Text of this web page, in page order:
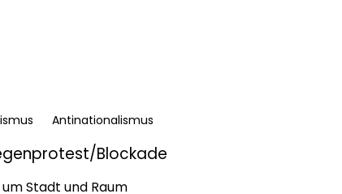
Antinationalismus
Blockade
Stadt und Raum